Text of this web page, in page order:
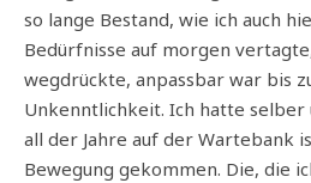
so lange Bestand, wie ich auch
Bedürfnisse auf morgen
wegdrückte, anpassbar war bis
Unkenntlichkeit. Ich hatte selber
all der Jahre auf der Wartebank
Bewegung gekommen. Die, die